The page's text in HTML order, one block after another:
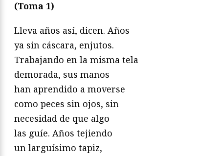
(Toma 1)
Lleva años así, dicen. Años
ya sin cáscara, enjutos.
Trabajando en la misma tela
demorada, sus manos
han aprendido a moverse
como peces sin ojos, sin
necesidad de que algo
las guíe. Años tejiendo
un larguísimo tapiz,